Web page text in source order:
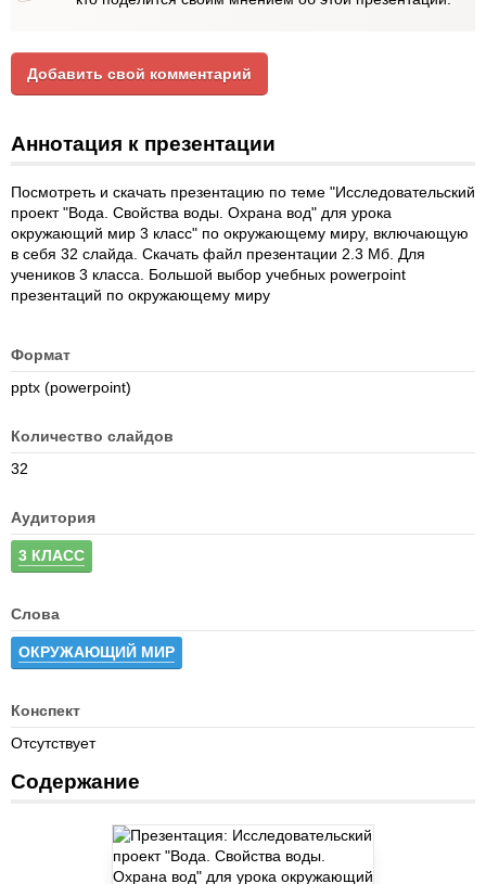
Добавить свой комментарий
Аннотация к презентации
Посмотреть и скачать презентацию по теме "Исследовательский
проект "Вода. Свойства воды. Охрана вод" для урока
окружающий мир 3 класс" по окружающему миру, включающую
в себя 32 слайда. Скачать файл презентации 2.3 Мб. Для
учеников 3 класса. Большой выбор учебных powerpoint
презентаций по окружающему миру
Формат
pptx (powerpoint)
Количество слайдов
32
Аудитория
3 КЛАСС
Слова
ОКРУЖАЮЩИЙ МИР
Конспект
Отсутствует
Содержание